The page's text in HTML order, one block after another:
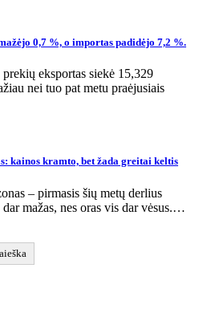
0,7 %, o importas padidėjo 7,2 %.
eksportas siekė 15,329
nei tuo pat metu praėjusiais
kainos kramto, bet žada greitai keltis
– pirmasis šių metų derlius
mažas, nes oras vis dar vėsus.…